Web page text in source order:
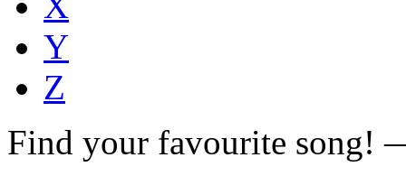
Y
Z
Find your favourite song!